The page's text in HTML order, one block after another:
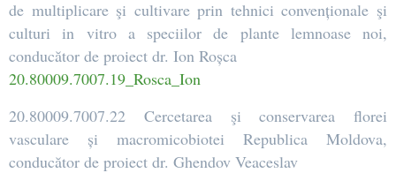
de multiplicare şi cultivare prin tehnici convenționale şi
culturi in vitro a speciilor de plante lemnoase noi,
conducător de proiect dr. Ion Roșca
20.80009.7007.19_Rosca_Ion
20.80009.7007.22 Cercetarea şi conservarea florei
vasculare și macromicobiotei Republica Moldova,
conducător de proiect dr. Ghendov Veaceslav